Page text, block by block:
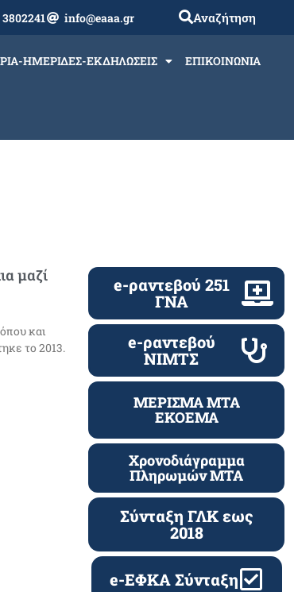
info@eaaa.gr Αναζήτηση
ΗΜΕΡΙΔΕΣ-ΕΚΔΗΛΩΣΕΙΣ ΕΠΙΚΟΙΝΩΝΙΑ
μαζί
και
το 2013.
e-ραντεβού 251
ΓΝΑ
e-ραντεβού
ΝΙΜΤΣ
ΜΕΡΙΣΜΑ ΜΤΑ
ΕΚΟΕΜΑ
Χρονοδιάγραμμα
Πληρωμών ΜΤΑ
Σύνταξη ΓΛΚ εως
2018
e-ΕΦΚΑ Σύνταξη